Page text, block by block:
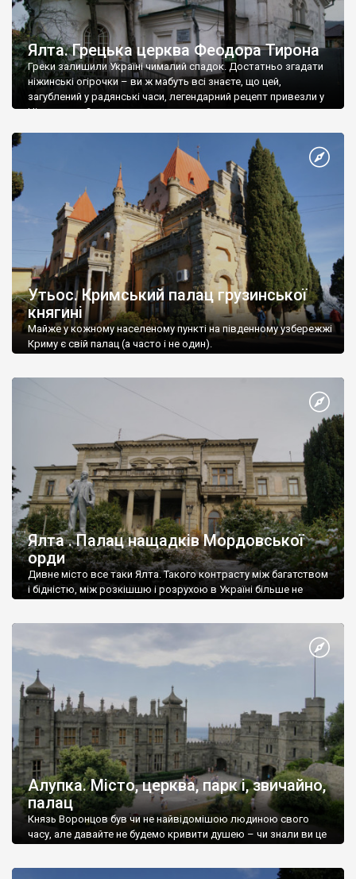
Ялта. Грецька церква Феодора Тирона
Греки залишили Україні чималий спадок. Достатньо згадати
ніжинські огірочки – ви ж мабуть всі знаєте, що цей,
загублений у радянські часи, легендарний рецепт привезли у
Ніжин греки?
Утьос. Кримський палац грузинської
княгині
Майже у кожному населеному пункті на південному узбережжі
Криму є свій палац (а часто і не один).
Ялта . Палац нащадків Мордовської
орди
Дивне місто все таки Ялта. Такого контрасту між багатством
і бідністю, між розкішшю і розрухою в Україні більше не
Алупка. Місто, церква, парк і, звичайно,
палац
Князь Воронцов був чи не найвідомішою людиною свого
часу, але давайте не будемо кривити душею – чи знали ви це